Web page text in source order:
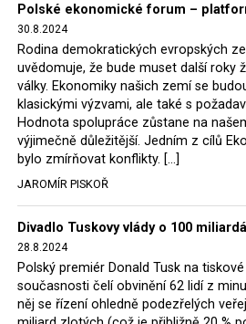
2022, než byl tento případ z
Polska s Českou republikou o
důl Turów vymazán z rejstříku
Polsko nechalo z přiznaných
asi 70 milionů eur na pokutách a
zaplatilo jako odškodnění České
tak elektrárna nadále fungovaly.
tehdejší opozice a dnes vládnoucí
místopředseda Občanské platformy
Hołownia, přímo řekli, že by se
tomuto rozhodnutí podřídit.
Rozhodnutí polského ministra
Polské ekonomické forum –
30.8.2024
Rodina demokratických evropských
uvědomuje, že bude muset další roky
války. Ekonomiky našich zemí se
klasickými výzvami, ale také s
Hodnota spolupráce zůstane na
výjimečně důležitější. Jedním z cílů
bylo zmírňovat konflikty. […]
JAROMÍR PISKOŘ
Divadlo Tuskovy vlády o 100
28.8.2024
Polský premiér Donald Tusk na
současnosti čelí obvinění 62 lidí z
něj se řízení ohledně podezřelých